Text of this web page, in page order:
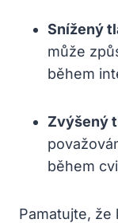
Snížený
může
během
Zvýšený
během
Pamatujte, že